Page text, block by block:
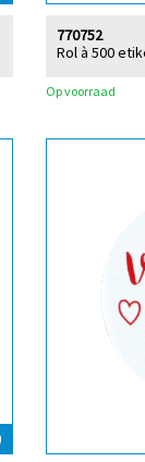
Rol à 500
770752
Op voorraad